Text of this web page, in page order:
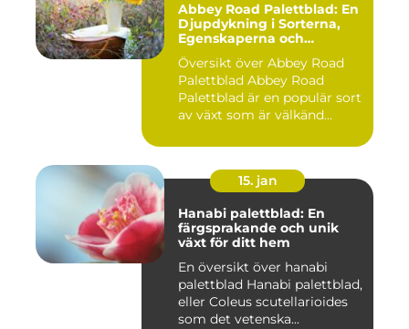
Abbey Road Palettblad: En
Djupdykning i Sorterna,
Egenskaperna och
Historien
Översikt över Abbey Road
Palettblad Abbey Road
Palettblad är en populär sort
av växt som är välkänd...
15. jan
Hanabi palettblad: En
färgsprakande och unik
växt för ditt hem
En översikt över hanabi
palettblad Hanabi palettblad,
eller Coleus scutellarioides
som det vetenska...